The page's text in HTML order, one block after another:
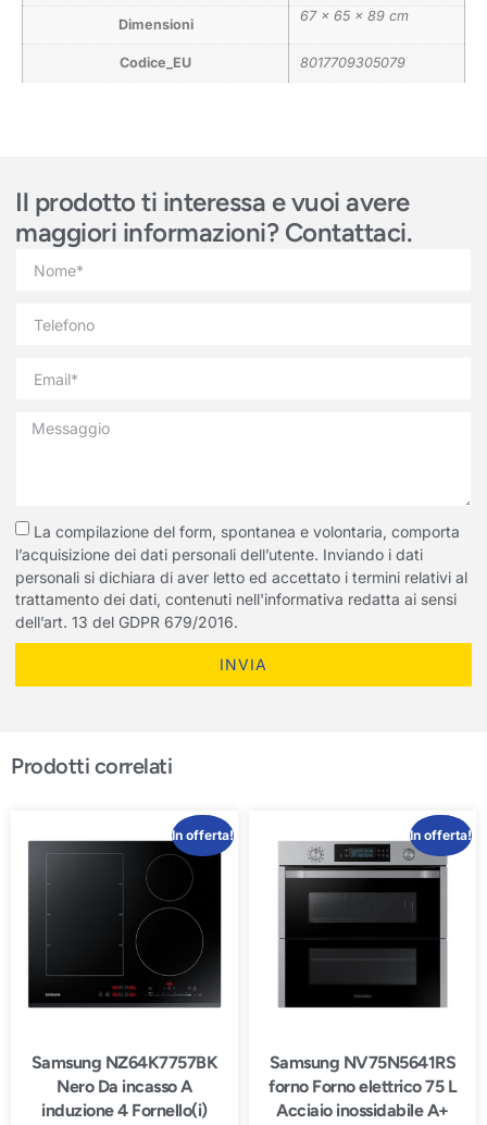
Dimensioni
67 × 65 × 89 cm
Codice_EU 8017709305079
Il prodotto ti interessa e vuoi avere
maggiori informazioni? Contattaci.
La compilazione del form, spontanea e volontaria, comporta
l’acquisizione dei dati personali dell’utente. Inviando i dati
personali si dichiara di aver letto ed accettato i termini relativi al
trattamento dei dati, contenuti nell'informativa redatta ai sensi
dell’art. 13 del GDPR 679/2016.
INVIA
Prodotti correlati
In offerta!
Samsung NZ64K7757BK
Nero Da incasso A
induzione 4 Fornello(i)
In offerta!
Samsung NV75N5641RS
forno Forno elettrico 75 L
Acciaio inossidabile A+